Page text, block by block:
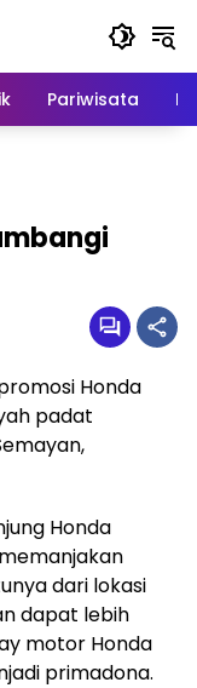
Pariwisata
Honda
padat
Honda
dari lokasi
dapat lebih
motor Honda
primadona.